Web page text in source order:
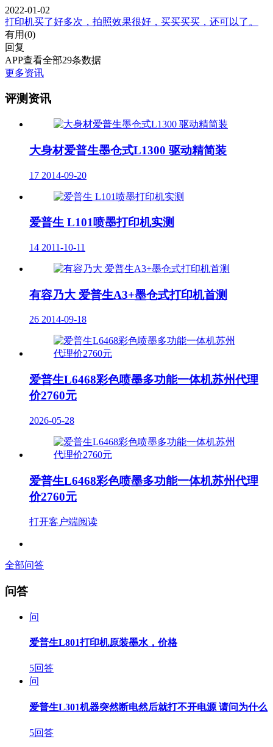
2022-01-02
打印机买了好多次，拍照效果很好，买买买买，还可以了。
有用(0)
回复
APP查看全部29条数据
更多资讯
评测资讯
大身材爱普生墨仓式L1300 驱动精简装
17 2014-09-20
爱普生 L101喷墨打印机实测
14 2011-10-11
有容乃大 爱普生A3+墨仓式打印机首测
26 2014-09-18
爱普生L6468彩色喷墨多功能一体机苏州代理
价2760元
2026-05-28
爱普生L6468彩色喷墨多功能一体机苏州代理
价2760元
打开客户端阅读
全部问答
问答
问
爱普生L801打印机原装墨水，价格
5回答
问
爱普生L301机器突然断电然后就打不开电源 请问为什么
5回答